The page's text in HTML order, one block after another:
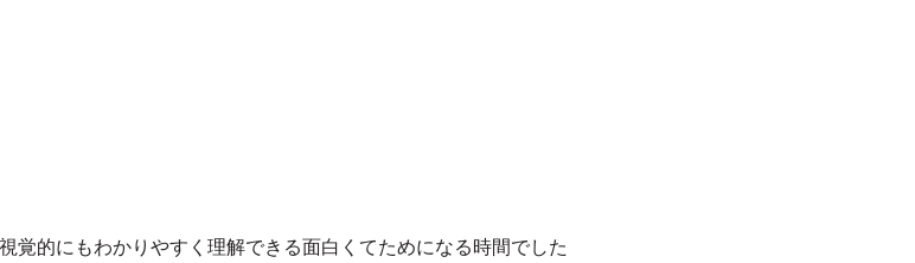
覚的にもわかりやすく理解できる面白くてためになる時間でした